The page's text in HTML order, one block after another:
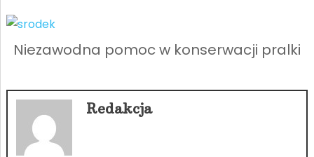
Niezawodna pomoc w konserwacji pralki
Redakcja